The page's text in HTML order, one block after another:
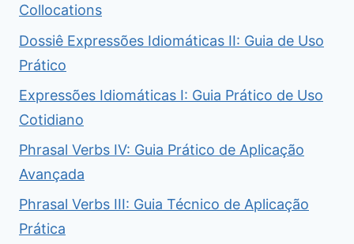
Collocations
Dossiê Expressões Idiomáticas II: Guia de Uso
Prático
Expressões Idiomáticas I: Guia Prático de Uso
Cotidiano
Phrasal Verbs IV: Guia Prático de Aplicação
Avançada
Phrasal Verbs III: Guia Técnico de Aplicação
Prática